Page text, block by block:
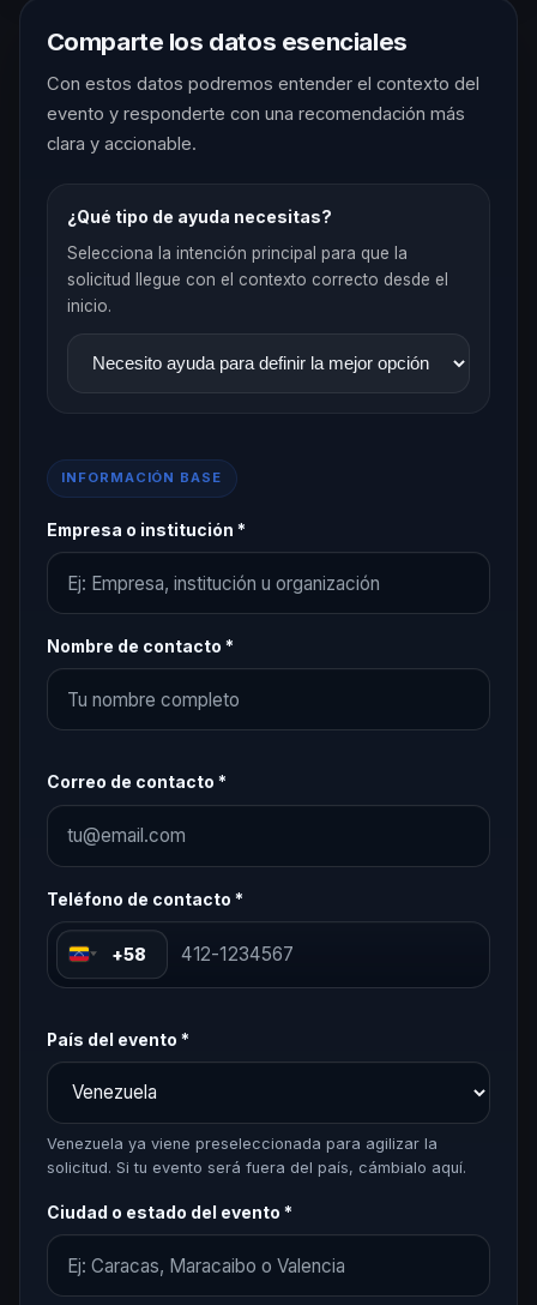
Comparte los datos esenciales
Con estos datos podremos entender el contexto del
evento y responderte con una recomendación más
clara y accionable.
¿Qué tipo de ayuda necesitas?
Selecciona la intención principal para que la
solicitud llegue con el contexto correcto desde el
inicio.
INFORMACIÓN BASE
Empresa o institución *
Nombre de contacto *
Correo de contacto *
Teléfono de contacto *
+58
País del evento *
Venezuela ya viene preseleccionada para agilizar la
solicitud. Si tu evento será fuera del país, cámbialo aquí.
Ciudad o estado del evento *